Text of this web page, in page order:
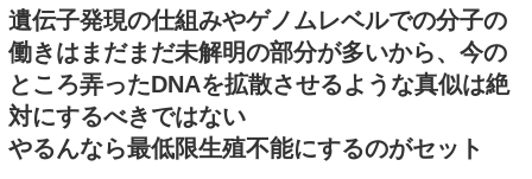
遺伝子発現の仕組みやゲノムレベルでの分子の
働きはまだまだ未解明の部分が多いから、今の
ところ弄ったDNAを拡散させるような真似は絶
対にするべきではない
やるんなら最低限生殖不能にするのがセット